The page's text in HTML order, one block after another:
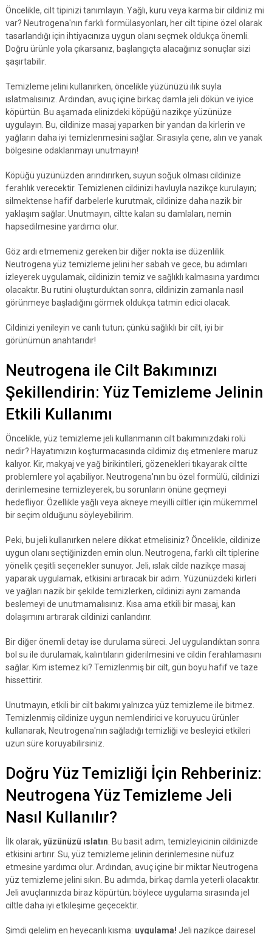
Öncelikle, cilt tipinizi tanımlayın. Yağlı, kuru veya karma bir cildiniz mi
var? Neutrogena'nın farklı formülasyonları, her cilt tipine özel olarak
tasarlandığı için ihtiyacınıza uygun olanı seçmek oldukça önemli.
Doğru ürünle yola çıkarsanız, başlangıçta alacağınız sonuçlar sizi
şaşırtabilir.
Temizleme jelini kullanırken, öncelikle yüzünüzü ılık suyla
ıslatmalısınız. Ardından, avuç içine birkaç damla jeli dökün ve iyice
köpürtün. Bu aşamada elinizdeki köpüğü nazikçe yüzünüze
uygulayın. Bu, cildinize masaj yaparken bir yandan da kirlerin ve
yağların daha iyi temizlenmesini sağlar. Sırasıyla çene, alın ve yanak
bölgesine odaklanmayı unutmayın!
Köpüğü yüzünüzden arındırırken, suyun soğuk olması cildinize
ferahlık verecektir. Temizlenen cildinizi havluyla nazikçe kurulayın;
silmektense hafif darbelerle kurutmak, cildinize daha nazik bir
yaklaşım sağlar. Unutmayın, ciltte kalan su damlaları, nemin
hapsedilmesine yardımcı olur.
Göz ardı etmemeniz gereken bir diğer nokta ise düzenlilik.
Neutrogena yüz temizleme jelini her sabah ve gece, bu adımları
izleyerek uygulamak, cildinizin temiz ve sağlıklı kalmasına yardımcı
olacaktır. Bu rutini oluşturduktan sonra, cildinizin zamanla nasıl
görünmeye başladığını görmek oldukça tatmin edici olacak.
Cildinizi yenileyin ve canlı tutun; çünkü sağlıklı bir cilt, iyi bir
görünümün anahtarıdır!
Neutrogena ile Cilt Bakımınızı
Şekillendirin: Yüz Temizleme Jelinin
Etkili Kullanımı
Öncelikle, yüz temizleme jeli kullanmanın cilt bakımınızdaki rolü
nedir? Hayatımızın koşturmacasında cildimiz dış etmenlere maruz
kalıyor. Kir, makyaj ve yağ birikintileri, gözenekleri tıkayarak ciltte
problemlere yol açabiliyor. Neutrogena'nın bu özel formülü, cildinizi
derinlemesine temizleyerek, bu sorunların önüne geçmeyi
hedefliyor. Özellikle yağlı veya akneye meyilli ciltler için mükemmel
bir seçim olduğunu söyleyebilirim.
Peki, bu jeli kullanırken nelere dikkat etmelisiniz? Öncelikle, cildinize
uygun olanı seçtiğinizden emin olun. Neutrogena, farklı cilt tiplerine
yönelik çeşitli seçenekler sunuyor. Jeli, ıslak cilde nazikçe masaj
yaparak uygulamak, etkisini artıracak bir adım. Yüzünüzdeki kirleri
ve yağları nazik bir şekilde temizlerken, cildinizi aynı zamanda
beslemeyi de unutmamalısınız. Kısa ama etkili bir masaj, kan
dolaşımını artırarak cildinizi canlandırır.
Bir diğer önemli detay ise durulama süreci. Jel uygulandıktan sonra
bol su ile durulamak, kalıntıların giderilmesini ve cildin ferahlamasını
sağlar. Kim istemez ki? Temizlenmiş bir cilt, gün boyu hafif ve taze
hissettirir.
Unutmayın, etkili bir cilt bakımı yalnızca yüz temizleme ile bitmez.
Temizlenmiş cildinize uygun nemlendirici ve koruyucu ürünler
kullanarak, Neutrogena'nın sağladığı temizliği ve besleyici etkileri
uzun süre koruyabilirsiniz.
Doğru Yüz Temizliği İçin Rehberiniz:
Neutrogena Yüz Temizleme Jeli
Nasıl Kullanılır?
İlk olarak, yüzünüzü ıslatın . Bu basit adım, temizleyicinin cildinizde
etkisini artırır. Su, yüz temizleme jelinin derinlemesine nüfuz
etmesine yardımcı olur. Ardından, avuç içine bir miktar Neutrogena
yüz temizleme jelini sıkın. Bu adımda, birkaç damla yeterli olacaktır.
Jeli avuçlarınızda biraz köpürtün; böylece uygulama sırasında jel
ciltle daha iyi etkileşime geçecektir.
Şimdi gelelim en heyecanlı kısma: uygulama! Jeli nazikçe dairesel